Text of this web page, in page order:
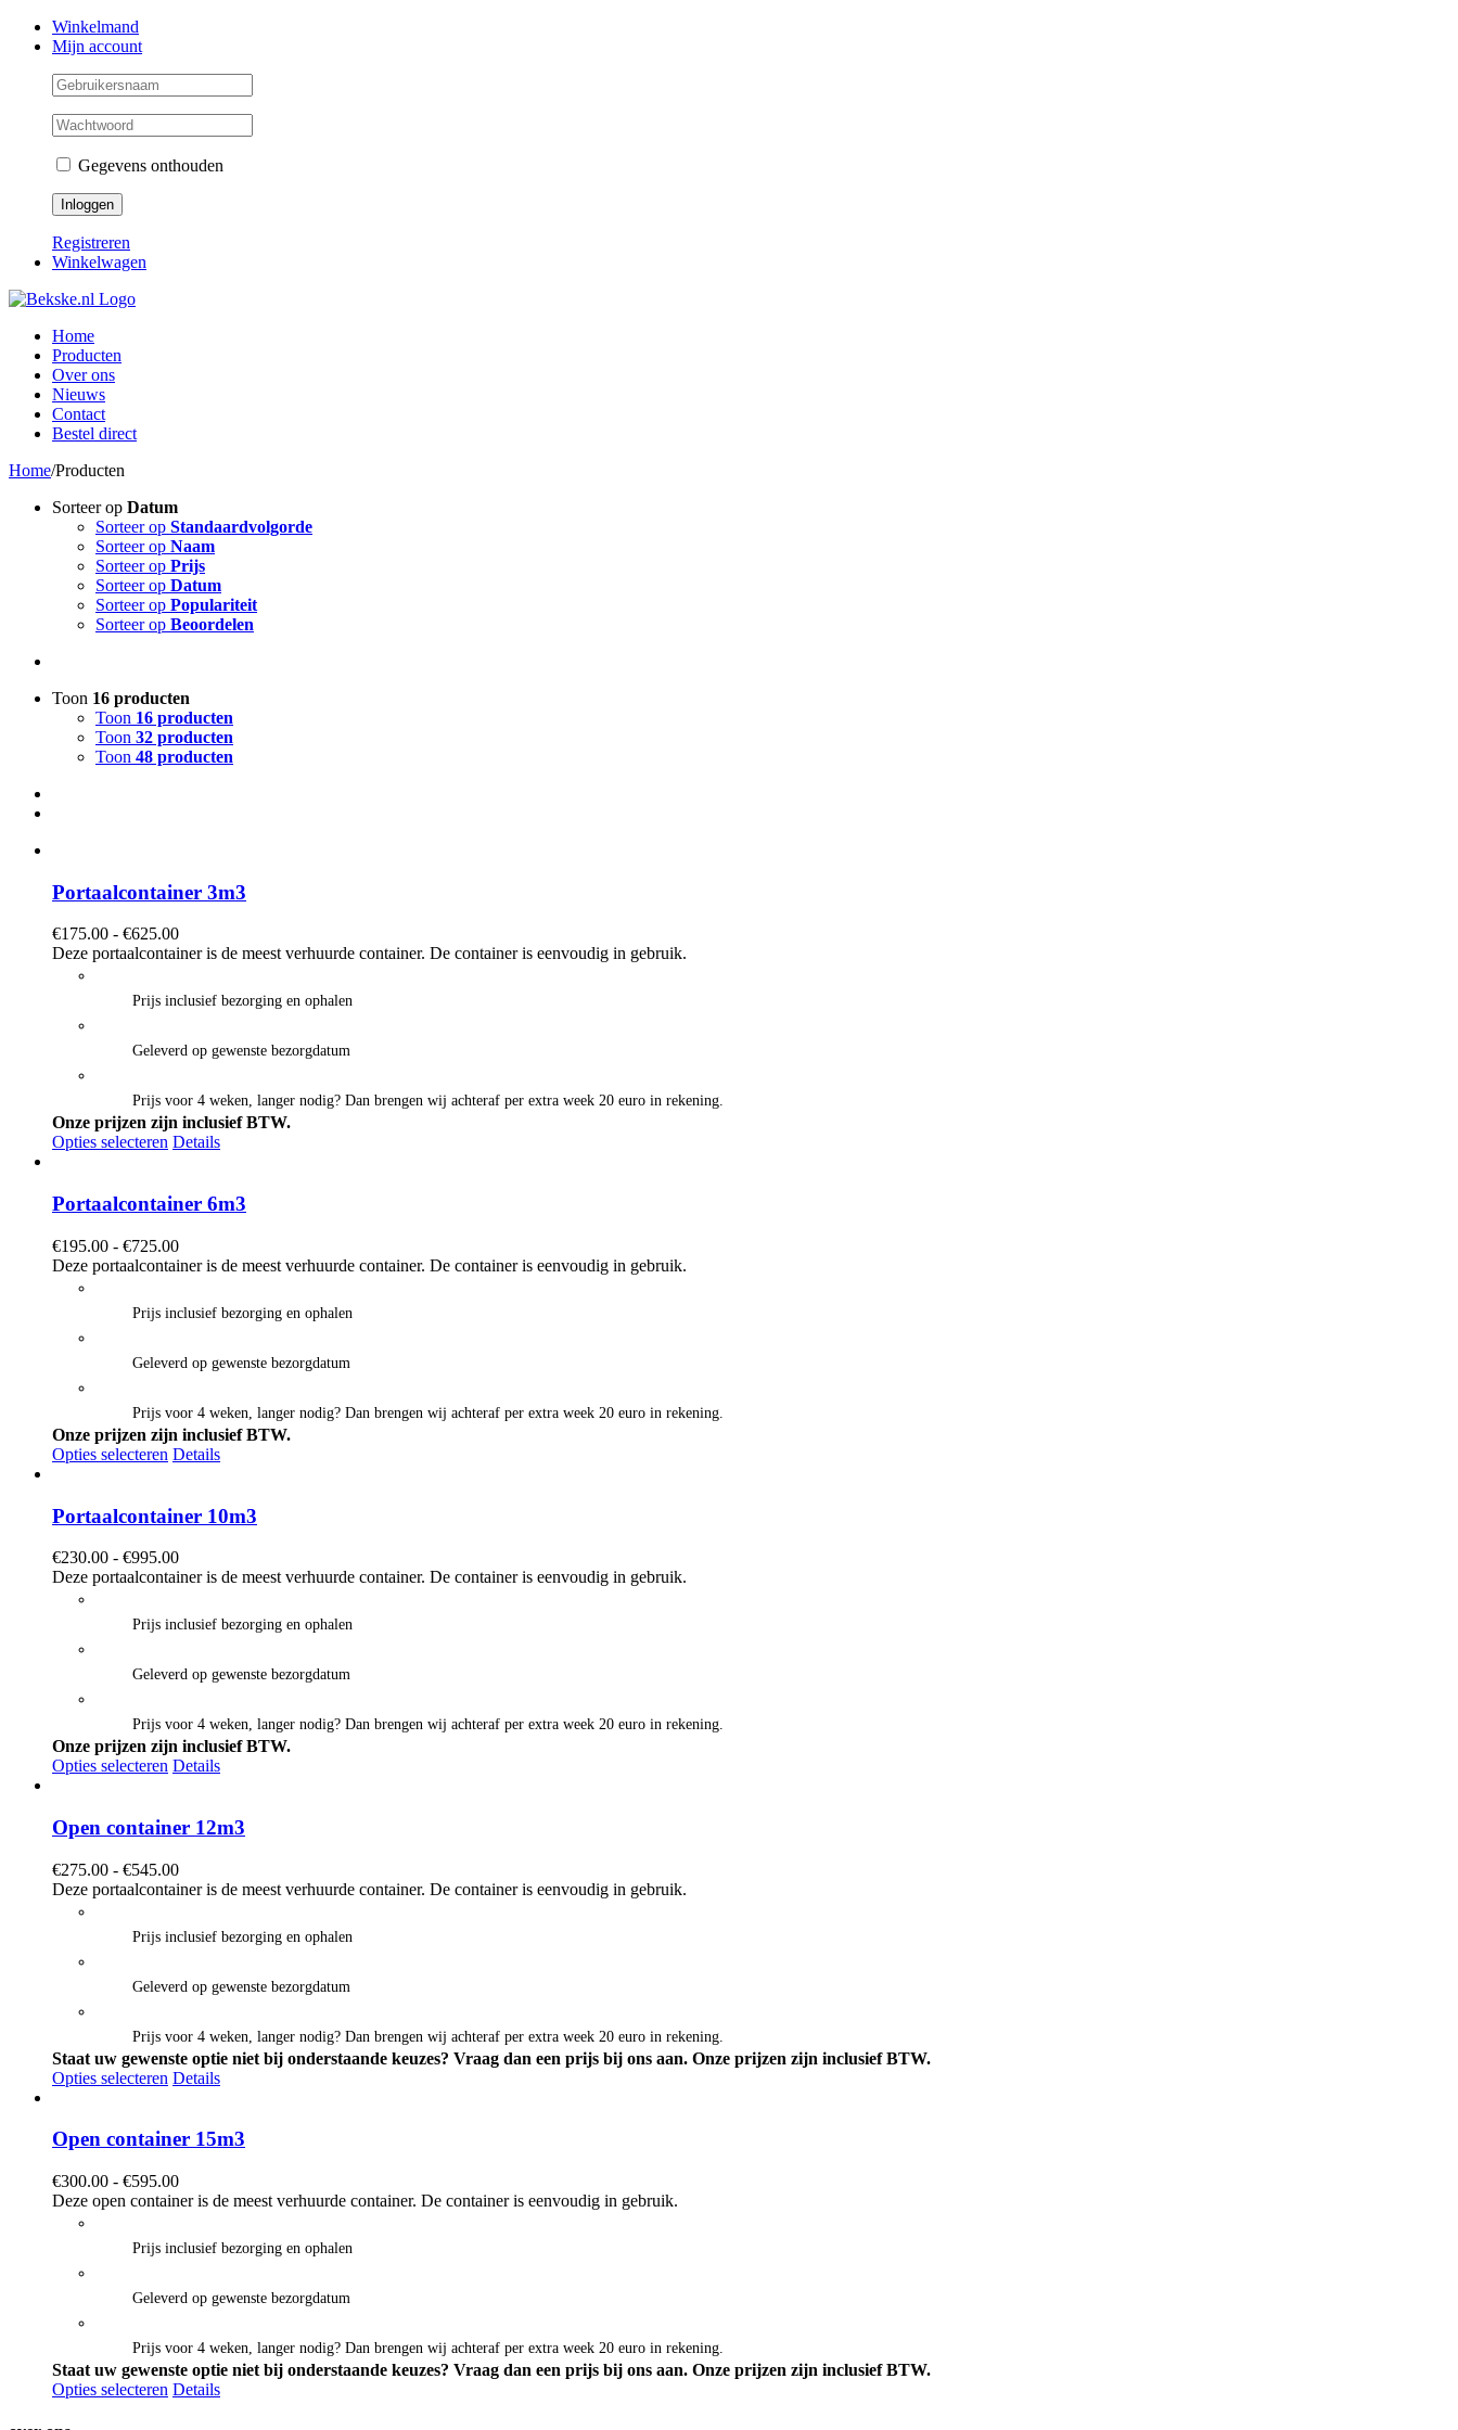
Skip
Facebook
Instagram
TwitterWinkelmand
Mijn account
Gegevens onthouden
Registreren
Winkelwagen
Home
Producten
Over ons
Nieuws
Contact
Bestel direct
Home/Producten
Sorteer op Datum
Sorteer op Standaardvolgorde
Sorteer op Naam
Sorteer op Prijs
Sorteer op Datum
Sorteer op Populariteit
Sorteer op Beoordelen
Toon 16 producten
Toon 16 producten
Toon 32 producten
Toon 48 producten
Portaalcontainer 3m3
€175.00 - €625.00Prijsklasse:
€175.00
€625.00
Deze portaalcontainer is de meest verhuurde container. De container is eenvoudig in gebruik.
Prijs inclusief bezorging en ophalen
Geleverd op gewenste bezorgdatum
Prijs voor 4 weken, langer nodig? Dan brengen wij achteraf per extra week 20 euro in rekening.
Onze prijzen zijn inclusief BTW.
Opties selecteren Details
Portaalcontainer 6m3
€195.00 - €725.00Prijsklasse:
€195.00
€725.00
Deze portaalcontainer is de meest verhuurde container. De container is eenvoudig in gebruik.
Prijs inclusief bezorging en ophalen
Geleverd op gewenste bezorgdatum
Prijs voor 4 weken, langer nodig? Dan brengen wij achteraf per extra week 20 euro in rekening.
Onze prijzen zijn inclusief BTW.
Opties selecteren Details
Portaalcontainer 10m3
€230.00 - €995.00Prijsklasse:
€230.00
€995.00
Deze portaalcontainer is de meest verhuurde container. De container is eenvoudig in gebruik.
Prijs inclusief bezorging en ophalen
Geleverd op gewenste bezorgdatum
Prijs voor 4 weken, langer nodig? Dan brengen wij achteraf per extra week 20 euro in rekening.
Onze prijzen zijn inclusief BTW.
Opties selecteren Details
Open container 12m3
€275.00 - €545.00Prijsklasse:
€275.00
€545.00
Deze portaalcontainer is de meest verhuurde container. De container is eenvoudig in gebruik.
Prijs inclusief bezorging en ophalen
Geleverd op gewenste bezorgdatum
Prijs voor 4 weken, langer nodig? Dan brengen wij achteraf per extra week 20 euro in rekening.
Staat uw gewenste optie niet bij onderstaande keuzes? Vraag dan een prijs bij ons aan. Onze prijzen zijn inclusief BTW.
Opties selecteren Details
Open container 15m3
€300.00 - €595.00Prijsklasse:
€300.00
€595.00
Deze open container is de meest verhuurde container. De container is eenvoudig in gebruik.
Prijs inclusief bezorging en ophalen
Geleverd op gewenste bezorgdatum
Prijs voor 4 weken, langer nodig? Dan brengen wij achteraf per extra week 20 euro in rekening.
Staat uw gewenste optie niet bij onderstaande keuzes? Vraag dan een prijs bij ons aan. Onze prijzen zijn inclusief BTW.
Opties selecteren Details